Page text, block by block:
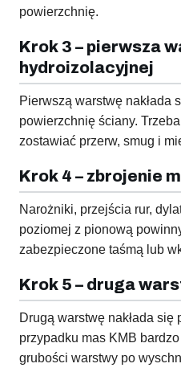
powierzchnię.
Krok 3 – pierwsza
hydroizolacyjnej
Pierwszą warstwę nakłada
powierzchnię ściany.
zostawiać przerw, smug i
Krok 4 – zbrojenie
Narożniki, przejścia rur,
poziomej z pionową
zabezpieczone taśmą lub
Krok 5 – druga
Drugą warstwę nakłada
przypadku mas KMB
grubości warstwy po